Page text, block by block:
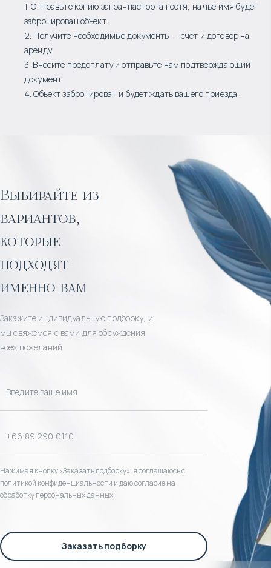
1. Отправьте копию загранпаспорта гостя, на чьё имя будет
забронирован объект.
2. Получите необходимые документы — счёт и договор на
аренду.
3. Внесите предоплату и отправьте нам подтверждающий
документ.
4. Объект забронирован и будет ждать вашего приезда.
Выбирайте из
вариантов,
которые
подходят
именно вам
Закажите индивидуальную подборку, и
мы свяжемся с вами для обсуждения
всех пожеланий
Нажимая кнопку «Заказать подборку», я соглашаюсь с
политикой конфиденциальности и даю согласие на
обработку персональных данных
Заказать подборку